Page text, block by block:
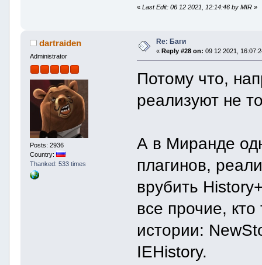
«Last Edit: 06 12 2021, 12:14:46 by MIR »
dartraiden
Administrator
Posts: 2936
Country:
Thanked: 533 times
Re: Баги
« Reply #28 on: 09 12 2021,
Потому что,
реализуют не
А в Миранде
плагинов,
врубить
все прочие,
истории:
IEHistory.